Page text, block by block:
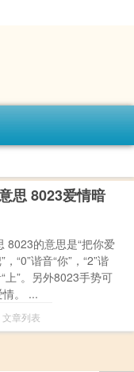
思 8023爱情暗
8023的意思是“把你爱
，“0”谐音“你”，“2”谐
“上”。另外8023手势可
。 ...
文章列表